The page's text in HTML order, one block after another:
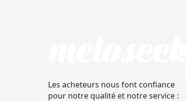
Les acheteurs nous font confiance
pour notre qualité et notre service :